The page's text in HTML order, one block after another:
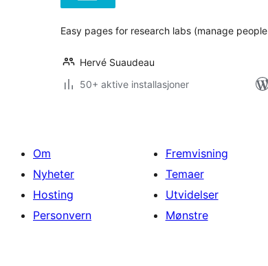
Easy pages for research labs (manage
Hervé Suaudeau
50+ aktive installasjoner
Om
Nyheter
Hosting
Personvern
Fremvisning
Temaer
Utvidelser
Mønstre